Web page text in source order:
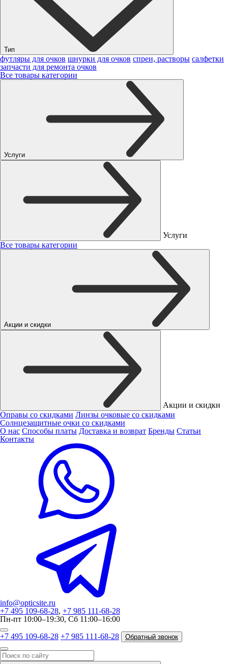
Тип
футляры для очков шнурки для очков спреи, растворы салфетки
запчасти для ремонта очков
Все товары категории
Услуги
Услуги
Все товары категории
Акции и скидки
Акции и скидки
Оправы со скидками Линзы очковые со скидками
Солнцезащитные очки со скидками
О нас Способы платы Доставка и возврат Бренды Статьи
Контакты
info@opticsite.ru
+7 495 109-68-28, +7 985 111-68-28
Пн-пт 10:00–19:30, Сб 11:00–16:00
+7 495 109-68-28 +7 985 111-68-28 Обратный звонок